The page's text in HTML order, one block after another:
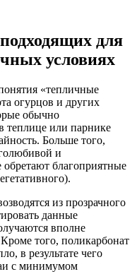
для
условиях
«тепличные
огурцов и других
обычно
теплице или парнике
Больше того,
и
благоприятные
из прозрачного
данные
вполне
того, поликарбонат
в результате чего
с минимумом